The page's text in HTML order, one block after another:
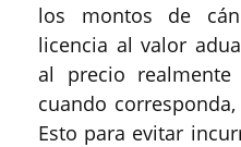
los montos de
licencia al valor
al precio
cuando
Esto para evitar